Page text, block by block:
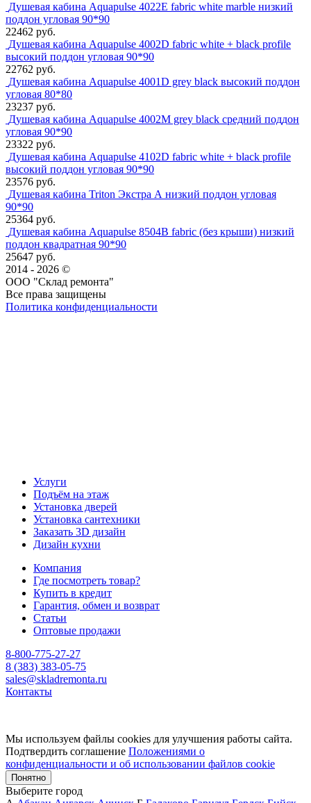
Душевая кабина Aquapulse 4022E fabric white marble низкий
поддон угловая 90*90
22462 руб.
Душевая кабина Aquapulse 4002D fabric white + black profile
высокий поддон угловая 90*90
22762 руб.
Душевая кабина Aquapulse 4001D grey black высокий поддон
угловая 80*80
23237 руб.
Душевая кабина Aquapulse 4002М grey black средний поддон
угловая 90*90
23322 руб.
Душевая кабина Aquapulse 4102D fabric white + black profile
высокий поддон угловая 90*90
23576 руб.
Душевая кабина Triton Экстра А низкий поддон угловая
90*90
25364 руб.
Душевая кабина Aquapulse 8504B fabric (без крыши) низкий
поддон квадратная 90*90
25647 руб.
2014 - 2026 ©
ООО "Склад ремонта"
Все права защищены
Политика конфиденциальности
Услуги
Подъём на этаж
Установка дверей
Установка сантехники
Заказать 3D дизайн
Дизайн кухни
Компания
Где посмотреть товар?
Купить в кредит
Гарантия, обмен и возврат
Статьи
Оптовые продажи
8-800-775-27-27
8 (383) 383-05-75
sales@skladremonta.ru
Контакты
Мы используем файлы cookies для улучшения работы сайта.
Подтвердить соглашение Положениями о
конфиденциальности и об использовании файлов cookie
Понятно
Выберите город